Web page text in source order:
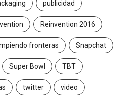
publicidad
Reinvention 2016
fronteras Snapchat
Super Bowl TBT
twitter video